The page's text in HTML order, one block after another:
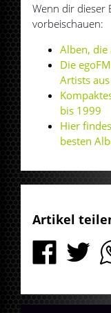
Wenn dir dieser
vorbeischauen:
Alben, die
Die
Artists
bis 1999
Hier
besten
Artikel